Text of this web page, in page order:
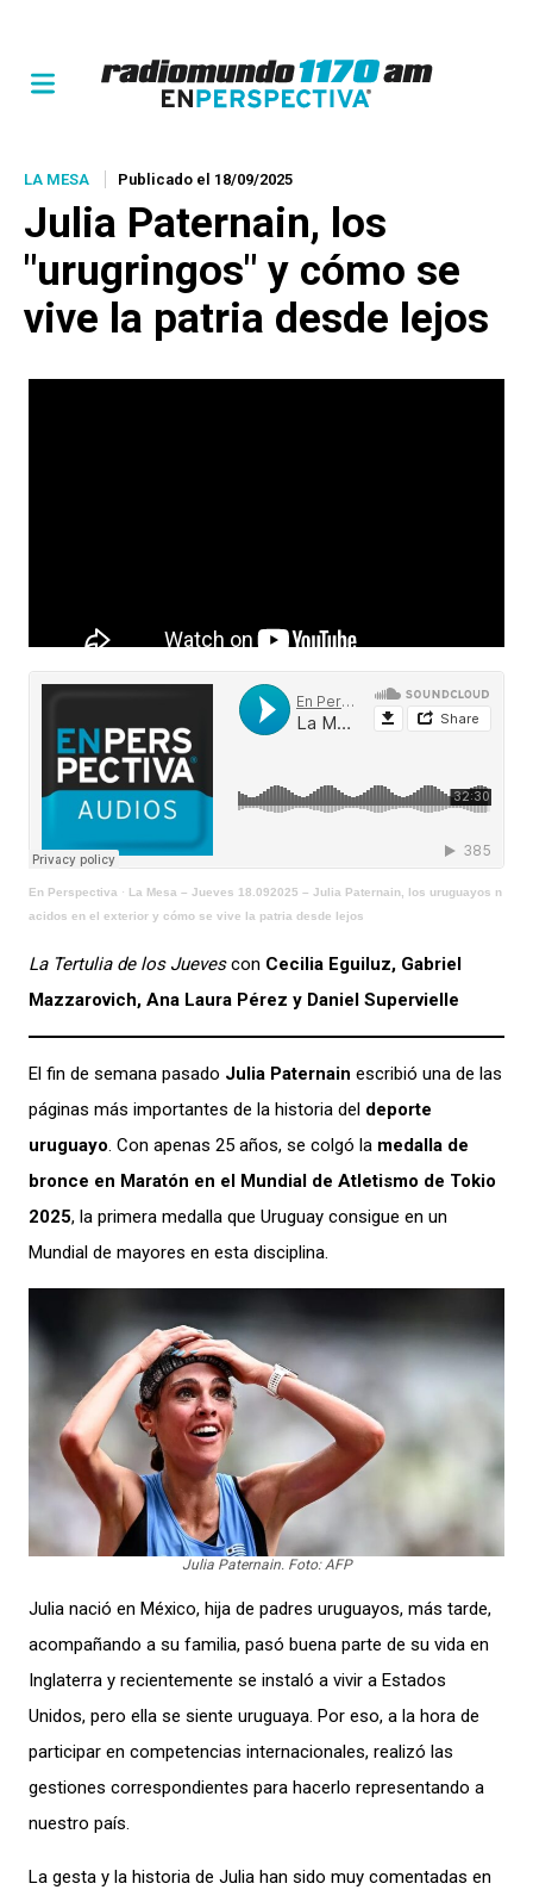
LA MESA Publicado el 18/09/2025
Julia Paternain, los
"urugringos" y cómo se
vive la patria desde lejos
En Perspectiva · La Mesa – Jueves 18.092025 – Julia Paternain, los uruguayos n
acidos en el exterior y cómo se vive la patria desde lejos
La Tertulia de los Juevescon Cecilia Eguiluz, Gabriel
Mazzarovich, Ana Laura Pérez y Daniel Supervielle
El fin de semana pasado Julia Paternain escribió una de las
páginas más importantes de la historia del deporte
uruguayo. Con apenas 25 años, se colgó la medalla de
bronce en Maratón en el Mundial de Atletismo de Tokio
2025, la primera medalla que Uruguay consigue en un
Mundial de mayores en esta disciplina.
Julia Paternain. Foto: AFP
Julia nació en México, hija de padres uruguayos, más tarde,
acompañando a su familia, pasó buena parte de su vida en
Inglaterra y recientemente se instaló a vivir a Estados
Unidos, pero ella se siente uruguaya. Por eso, a la hora de
participar en competencias internacionales, realizó las
gestiones correspondientes para hacerlo representando a
nuestro país.
La gesta y la historia de Julia han sido muy comentadas en